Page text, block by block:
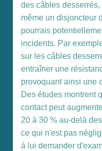
des câbles
même un disjoncteur
pourrais
incidents. Par
sur les câbles
entraîner une
provoquant ainsi une
Des études montrent
contact peut
20 à 30 % au-delà
ce qui n'est pas
à lui demander